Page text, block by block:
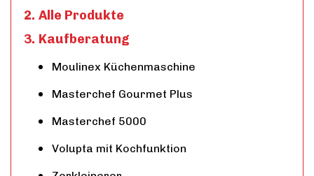
Alle Produkte
Kaufberatung
Moulinex Küchenmaschine
Masterchef Gourmet Plus
Masterchef 5000
Volupta mit Kochfunktion